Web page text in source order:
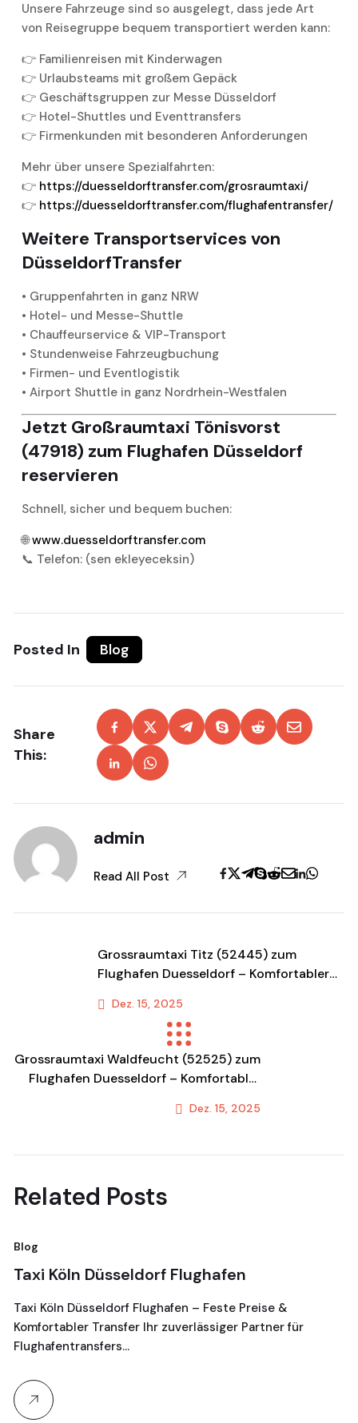
Unsere Fahrzeuge sind so ausgelegt, dass jede Art
von Reisegruppe bequem transportiert werden kann:
👉 Familienreisen mit Kinderwagen
👉 Urlaubsteams mit großem Gepäck
👉 Geschäftsgruppen zur Messe Düsseldorf
👉 Hotel-Shuttles und Eventtransfers
👉 Firmenkunden mit besonderen Anforderungen
Mehr über unsere Spezialfahrten:
👉 https://duesseldorftransfer.com/grosraumtaxi/
👉 https://duesseldorftransfer.com/flughafentransfer/
Weitere Transportservices von
DüsseldorfTransfer
• Gruppenfahrten in ganz NRW
• Hotel- und Messe-Shuttle
• Chauffeurservice & VIP-Transport
• Stundenweise Fahrzeugbuchung
• Firmen- und Eventlogistik
• Airport Shuttle in ganz Nordrhein-Westfalen
Jetzt Großraumtaxi Tönisvorst
(47918) zum Flughafen Düsseldorf
reservieren
Schnell, sicher und bequem buchen:
🌐www.duesseldorftransfer.com
📞 Telefon: (sen ekleyeceksin)
Posted In Blog
Share
This:
admin
Read All Post
Grossraumtaxi Titz (52445) zum
Flughafen Duesseldorf – Komfortabler
Dez. 15, 2025
Previous Post
Grossraumtaxi Waldfeucht (52525) zum
Flughafen Duesseldorf – Komfortabler
Dez. 15, 2025
Related Posts
Blog
Taxi Köln Düsseldorf Flughafen
Taxi Köln Düsseldorf Flughafen – Feste Preise &
Komfortabler Transfer Ihr zuverlässiger Partner für
Flughafentransfers…